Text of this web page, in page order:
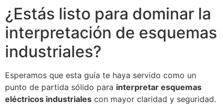
¿Estás listo para dominar la
interpretación de esquemas
industriales?
Esperamos que esta guía te haya servido como un
punto de partida sólido para interpretar esquemas
eléctricos industriales con mayor claridad y seguridad.